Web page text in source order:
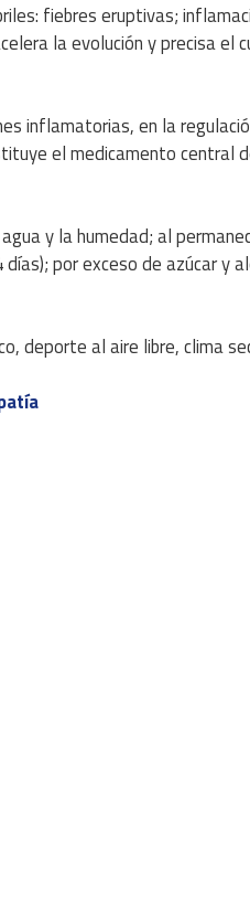
fiebres eruptivas;
la evolución y precisa el
inflamatorias, en la
el medicamento central
y la humedad; al
por exceso de azúcar y
deporte al aire libre, clima